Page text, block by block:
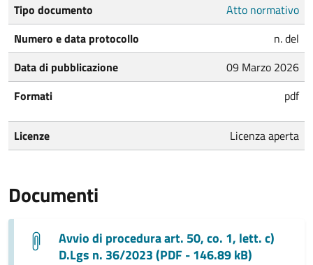
Tipo documento
Atto normativo
Numero e data protocollo
n. del
Data di pubblicazione
09 Marzo 2026
Formati
pdf
Licenze Licenza aperta
Documenti
Avvio di procedura art. 50, co. 1, lett. c)
D.Lgs n. 36/2023 (PDF - 146.89 kB)